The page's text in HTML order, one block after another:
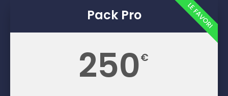
Pack Pro
250€
LE FAVORI